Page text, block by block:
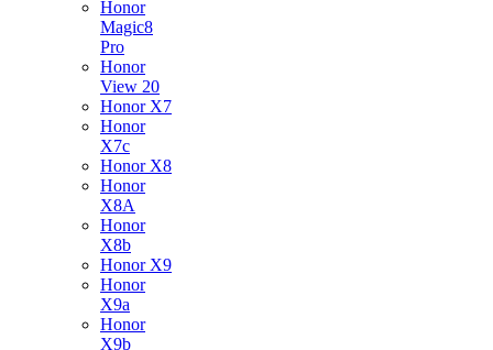
Honor
Magic8
Pro
Honor
View 20
Honor X7
Honor
X7c
Honor X8
Honor
X8A
Honor
X8b
Honor X9
Honor
X9a
Honor
X9b